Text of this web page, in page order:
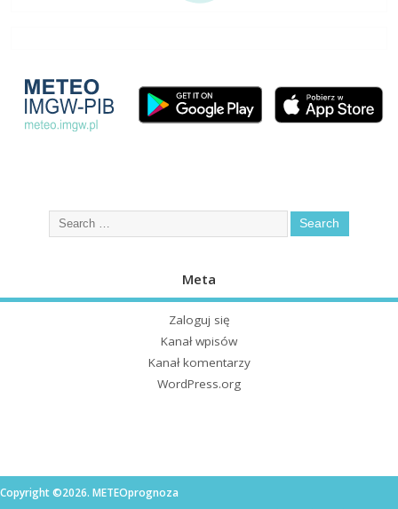
Meta
Zaloguj się
Kanał wpisów
Kanał komentarzy
WordPress.org
Copyright ©2026. METEOprognoza